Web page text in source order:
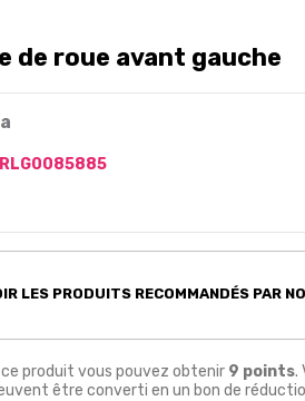
de roue avant gauche
LES PRODUITS RECOMMANDÉS PAR
produit vous pouvez obtenir 9 points.
être converti en un bon de